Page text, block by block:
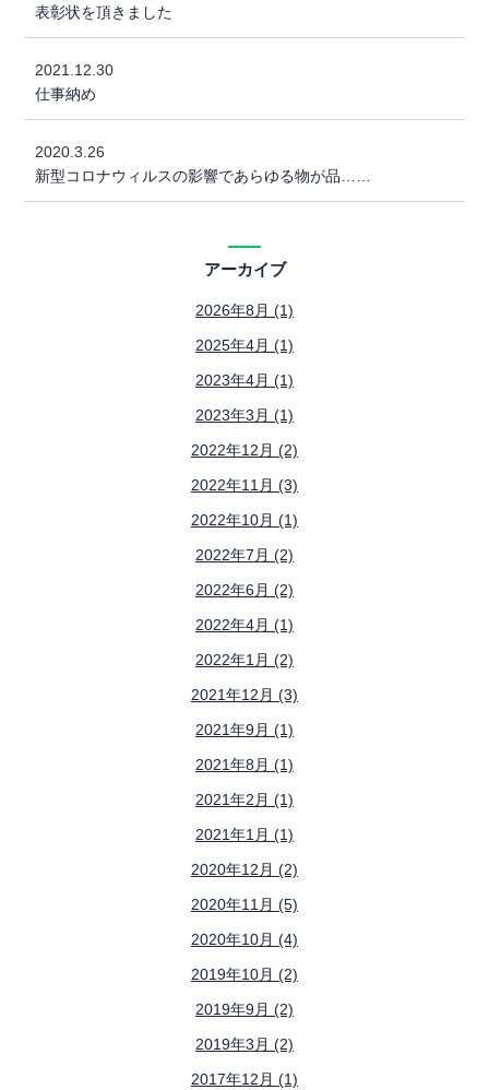
表彰状を頂きました
2021.12.30
仕事納め
2020.3.26
新型コロナウィルスの影響であらゆる物が品……
アーカイブ
2026年8月 (1)
2025年4月 (1)
2023年4月 (1)
2023年3月 (1)
2022年12月 (2)
2022年11月 (3)
2022年10月 (1)
2022年7月 (2)
2022年6月 (2)
2022年4月 (1)
2022年1月 (2)
2021年12月 (3)
2021年9月 (1)
2021年8月 (1)
2021年2月 (1)
2021年1月 (1)
2020年12月 (2)
2020年11月 (5)
2020年10月 (4)
2019年10月 (2)
2019年9月 (2)
2019年3月 (2)
2017年12月 (1)